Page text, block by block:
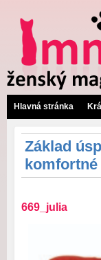
Hlavná stránka
Základ
komfortné
669_julia